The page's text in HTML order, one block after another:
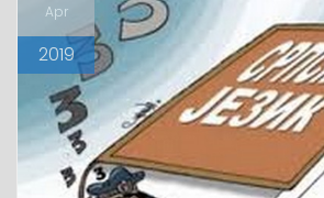
Apr
2019